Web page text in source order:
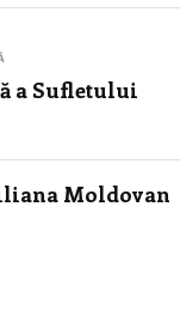
a Sufletului
Moldovan